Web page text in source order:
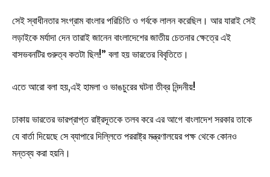
সেই স্বাধীনতার সংগ্রাম বাংলার পরিচিতি ও গর্বকে লালন করেছিল। আর যারাই সেই
লড়াইকে মর্যাদা দেন তারাই জানেন বাংলাদেশের জাতীয় চেতনার ক্ষেত্রে এই
বাসভবনটির গুরুত্ব কতটা ছিল!” বলা হয় ভারতের বিবৃতিতে।
এতে আরো বলা হয়,এই হামলা ও ভাঙচুরের ঘটনা তীব্র নিন্দনীয়!
ঢাকায় ভারতের ভারপ্রাপ্ত রাষ্ট্রদূতকে তলব করে এর আগে বাংলাদেশ সরকার তাকে
যে বার্তা দিয়েছে সে ব্যাপারে দিল্লিতে পররাষ্ট্র মন্ত্রণালয়ের পক্ষ থেকে কোনও
মন্তব্য করা হয়নি।